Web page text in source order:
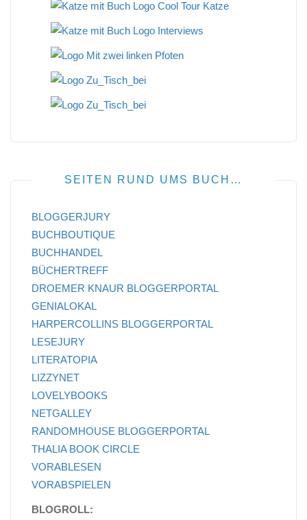
SEITEN RUND UMS BUCH…
BLOGGERJURY
BUCHBOUTIQUE
BUCHHANDEL
BÜCHERTREFF
DROEMER KNAUR BLOGGERPORTAL
GENIALOKAL
HARPERCOLLINS BLOGGERPORTAL
LESEJURY
LITERATOPIA
LIZZYNET
LOVELYBOOKS
NETGALLEY
RANDOMHOUSE BLOGGERPORTAL
THALIA BOOK CIRCLE
VORABLESEN
VORABSPIELEN
BLOGROLL: